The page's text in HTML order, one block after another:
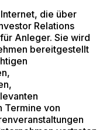
die über
Relations
Anleger. Sie wird
bereitgestellt
Termine von